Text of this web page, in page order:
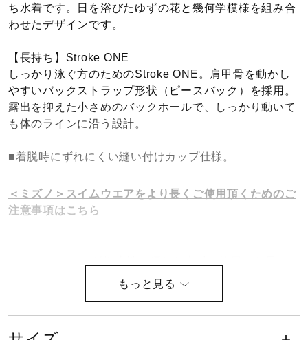
インナー
寝具／ミズノスリープ
アウトドア／レイン
健康／エクササイズ
ジュニア／キッズ
メディカル
ち水着です。日を浴びたゆずの花と幾何学模様を組み合
わせたデザインです。
【長持ち】Stroke ONE
しっかり泳ぐ方のためのStroke ONE。肩甲骨を動かし
やすいバックストラップ形状（ピースバック）を採用。
露出を抑えた小さめのバックホールで、しっかり動いて
も体のラインに沿う設計。
■着脱時にずれにくい縫い付けカップ仕様。
＜ミズノ＞スイムウエアをより長くご使用頂くためのご
注意事項はこちら
持ち水着